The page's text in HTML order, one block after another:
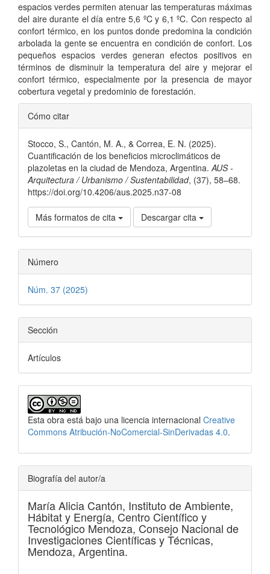
espacios verdes permiten atenuar las temperaturas máximas
del aire durante el día entre 5,6 ºC y 6,1 ºC. Con respecto al
confort térmico, en los puntos donde predomina la condición
arbolada la gente se encuentra en condición de confort. Los
pequeños espacios verdes generan efectos positivos en
términos de disminuir la temperatura del aire y mejorar el
confort térmico, especialmente por la presencia de mayor
cobertura vegetal y predominio de forestación.
Detalles
del
artículo
Cómo citar
Stocco, S., Cantón, M. A., & Correa, E. N. (2025).
Cuantificación de los beneficios microclimáticos de
plazoletas en la ciudad de Mendoza, Argentina. AUS -
Arquitectura / Urbanismo / Sustentabilidad, (37), 58–68.
https://doi.org/10.4206/aus.2025.n37-08
Más formatos de cita Descargar cita
Número
Núm. 37 (2025)
Sección
Artículos
Esta obra está bajo una licencia internacional Creative
Commons Atribución-NoComercial-SinDerivadas 4.0.
Biografía del autor/a
María Alicia Cantón, Instituto de Ambiente,
Hábitat y Energía, Centro Científico y
Tecnológico Mendoza, Consejo Nacional de
Investigaciones Científicas y Técnicas,
Mendoza, Argentina.